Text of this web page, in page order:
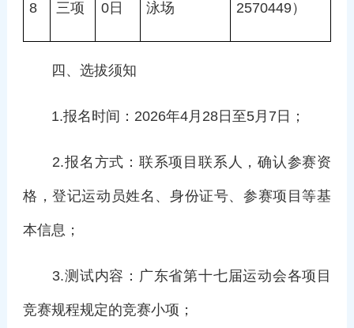
8 三项 0日 泳场 2570449）
四、选拔须知
1.报名时间：2026年4月28日至5月7日；
2.报名方式：联系项目联系人，确认参赛资
格，登记运动员姓名、身份证号、参赛项目等基
本信息；
3.测试内容：广东省第十七届运动会各项目
竞赛规程规定的竞赛小项；